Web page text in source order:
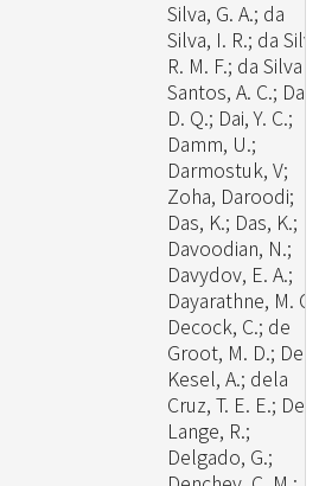
Silva, G. A.; da
Silva, I. R.; da
R. M. F.; da Silva
Santos, A. C.; Dai,
D. Q.; Dai, Y. C.;
Damm, U.;
Darmostuk, V;
Zoha, Daroodi;
Das, K.; Das, K.;
Davoodian, N.;
Davydov, E. A.;
Dayarathne, M.
Decock, C.; de
Groot, M. D.; De
Kesel, A.; dela
Cruz, T. E. E.; De
Lange, R.;
Delgado, G.;